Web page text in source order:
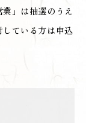
」は抽選のうえ
ている方は申込